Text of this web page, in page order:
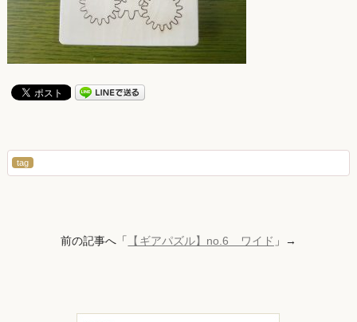
tag
前の記事へ「 【ギアパズル】no.6 ワイド 」→